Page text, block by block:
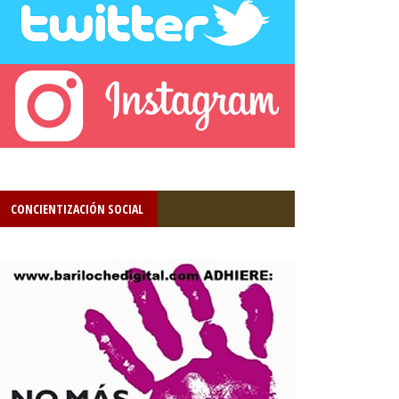
CONCIENTIZACIÓN SOCIAL